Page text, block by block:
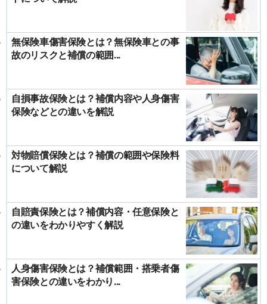
無保険車傷害保険とは？無保険車との事
故のリスクと補償の範囲...
自損事故保険とは？補償内容や人身傷害
保険などとの違いを解説
対物賠償保険とは？補償の範囲や保険料
について解説
自賠責保険とは？補償内容・任意保険と
の違いをわかりやすく解説
人身傷害保険とは？補償範囲・搭乗者傷
害保険との違いをわかり...